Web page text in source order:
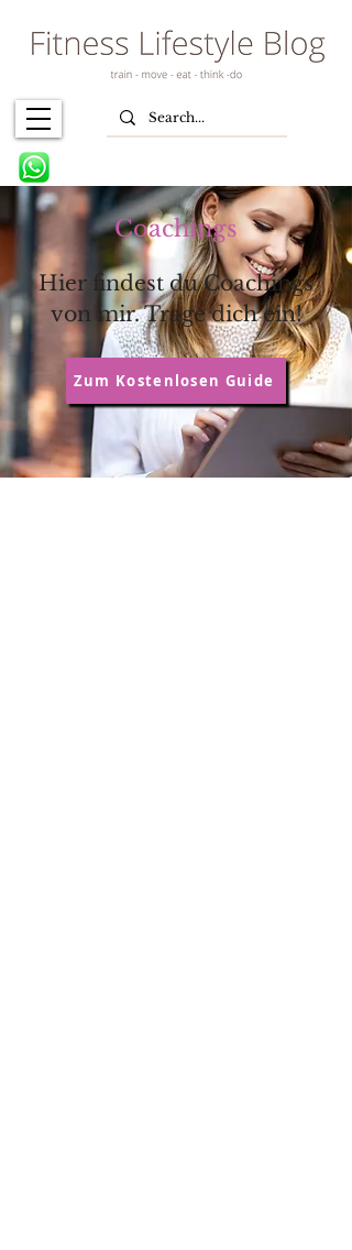
Coachings
Hier findest du Coachings
von mir. Trage dich ein!
Zum Kostenlosen Guide